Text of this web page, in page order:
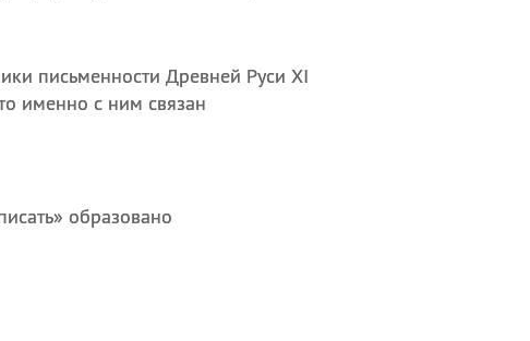
письменности Древней Руси XI
именно с ним связан
образовано